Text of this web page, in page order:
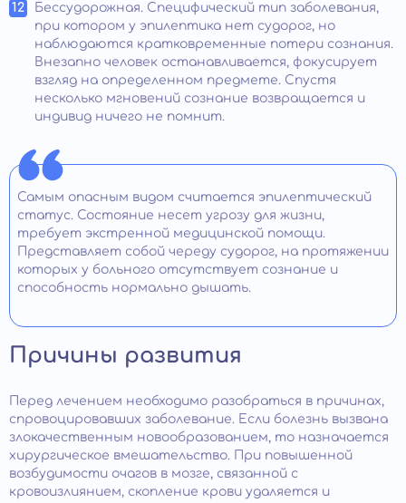
Бессудорожная. Специфический тип заболевания,
при котором у эпилептика нет судорог, но
наблюдаются кратковременные потери сознания.
Внезапно человек останавливается, фокусирует
взгляд на определенном предмете. Спустя
несколько мгновений сознание возвращается и
индивид ничего не помнит.
Самым опасным видом считается эпилептический
статус. Состояние несет угрозу для жизни,
требует экстренной медицинской помощи.
Представляет собой череду судорог, на протяжении
которых у больного отсутствует сознание и
способность нормально дышать.
Причины развития
Перед лечением необходимо разобраться в причинах,
спровоцировавших заболевание. Если болезнь вызвана
злокачественным новообразованием, то назначается
хирургическое вмешательство. При повышенной
возбудимости очагов в мозге, связанной с
кровоизлиянием, скопление крови удаляется и